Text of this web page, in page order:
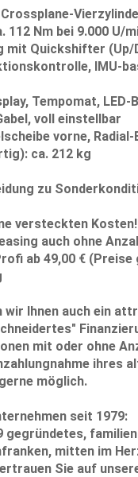
112 Nm bei 9.000 U/
mit Quickshifter (Up/
IMU-
Tempomat, LED-
voll einstellbar
vorne,
ca. 212 kg
zu
versteckten Kosten!
auch ohne
ab 49,00 €
wir Ihnen auch ein
mit oder ohne
ihres
möglich.
seit 1979:
gegründetes,
mitten im
Sie auf